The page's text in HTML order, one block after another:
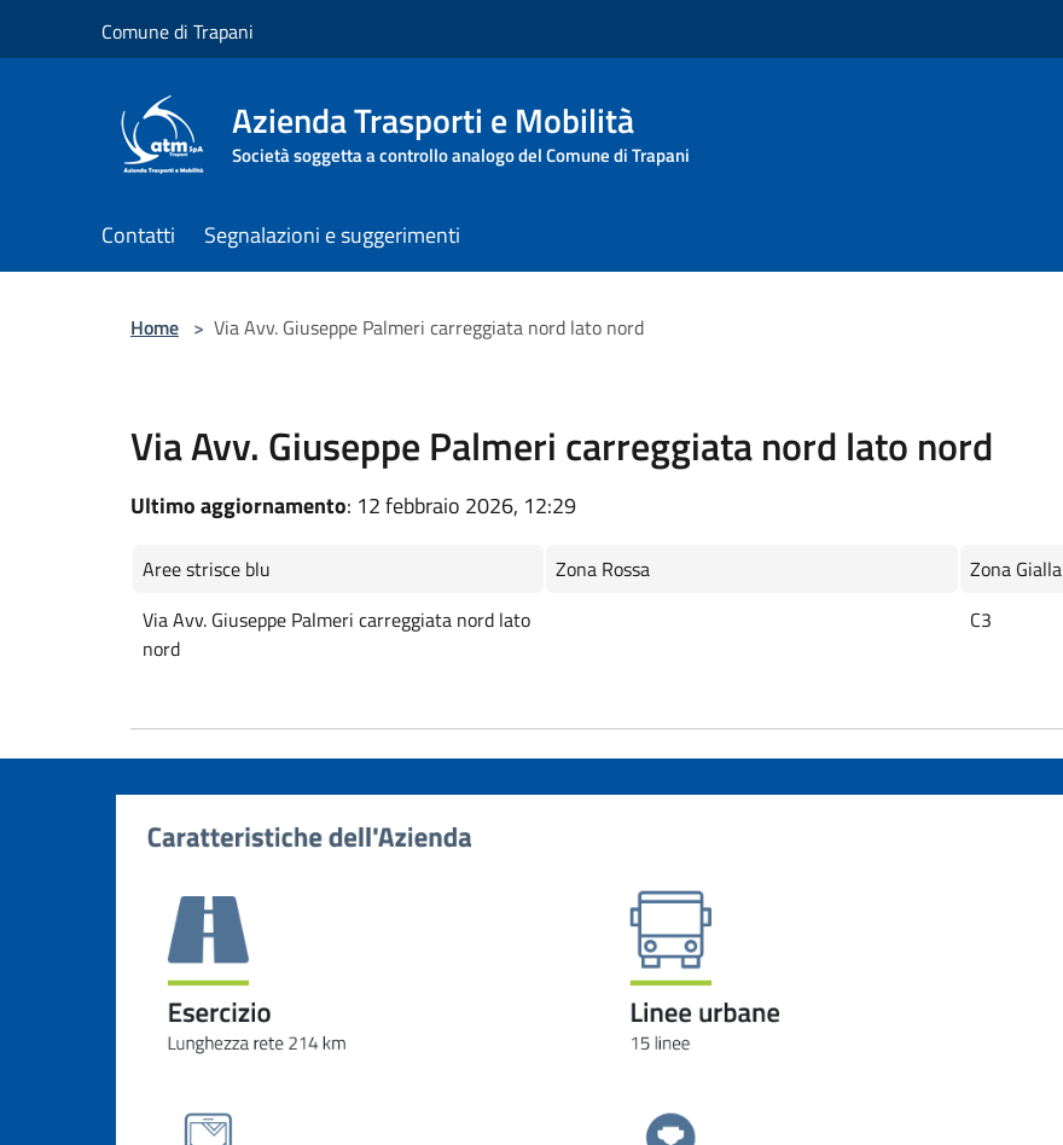
Comune di Trapani
Azienda Trasporti e Mobilità
Società soggetta a controllo analogo del Comune di Trapani
Contatti Segnalazioni e suggerimenti
Home > Via Avv. Giuseppe Palmeri carreggiata nord lato nord
Via Avv. Giuseppe Palmeri carreggiata nord lato nord
Ultimo aggiornamento: 12 febbraio 2026, 12:29
Aree strisce blu Zona Rossa
Zona Gialla
Via Avv. Giuseppe Palmeri carreggiata nord lato
nord
C3